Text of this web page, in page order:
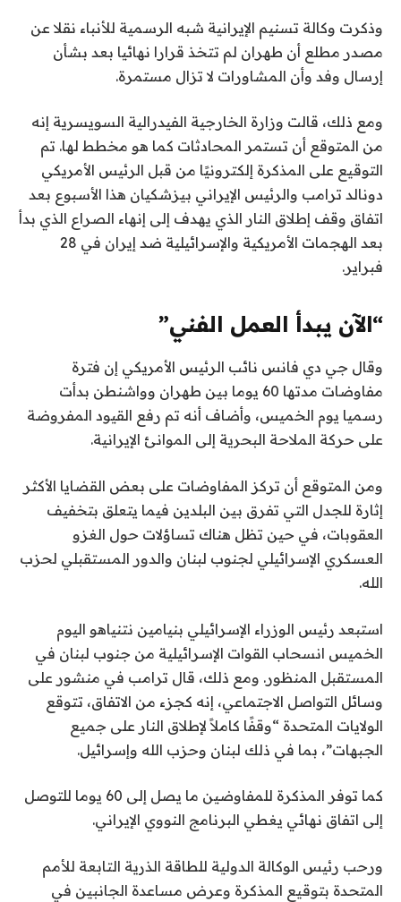
وذكرت وكالة تسنيم الإيرانية شبه الرسمية للأنباء نقلا عن
مصدر مطلع أن طهران لم تتخذ قرارا نهائيا بعد بشأن
إرسال وفد وأن المشاورات لا تزال مستمرة.
ومع ذلك، قالت وزارة الخارجية الفيدرالية السويسرية إنه
من المتوقع أن تستمر المحادثات كما هو مخطط لها. تم
التوقيع على المذكرة إلكترونيًا من قبل الرئيس الأمريكي
دونالد ترامب والرئيس الإيراني بيزشكيان هذا الأسبوع بعد
اتفاق وقف إطلاق النار الذي يهدف إلى إنهاء الصراع الذي بدأ
بعد الهجمات الأمريكية والإسرائيلية ضد إيران في 28
فبراير.
“الآن يبدأ العمل الفني”
وقال جي دي فانس نائب الرئيس الأمريكي إن فترة
مفاوضات مدتها 60 يوما بين طهران وواشنطن بدأت
رسميا يوم الخميس، وأضاف أنه تم رفع القيود المفروضة
على حركة الملاحة البحرية إلى الموانئ الإيرانية.
ومن المتوقع أن تركز المفاوضات على بعض القضايا الأكثر
إثارة للجدل التي تفرق بين البلدين فيما يتعلق بتخفيف
العقوبات، في حين تظل هناك تساؤلات حول الغزو
العسكري الإسرائيلي لجنوب لبنان والدور المستقبلي لحزب
الله.
استبعد رئيس الوزراء الإسرائيلي بنيامين نتنياهو اليوم
الخميس انسحاب القوات الإسرائيلية من جنوب لبنان في
المستقبل المنظور. ومع ذلك، قال ترامب في منشور على
وسائل التواصل الاجتماعي، إنه كجزء من الاتفاق، تتوقع
الولايات المتحدة “وقفًا كاملاً لإطلاق النار على جميع
الجبهات”، بما في ذلك لبنان وحزب الله وإسرائيل.
كما توفر المذكرة للمفاوضين ما يصل إلى 60 يوما للتوصل
إلى اتفاق نهائي يغطي البرنامج النووي الإيراني.
ورحب رئيس الوكالة الدولية للطاقة الذرية التابعة للأمم
المتحدة بتوقيع المذكرة وعرض مساعدة الجانبين في